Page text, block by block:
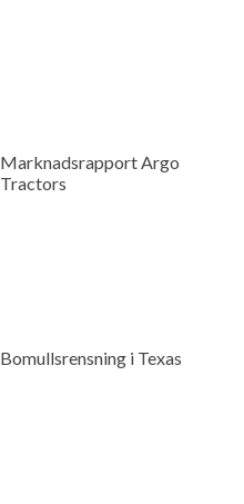
Marknadsrapport Argo
Tractors
Bomullsrensning i Texas